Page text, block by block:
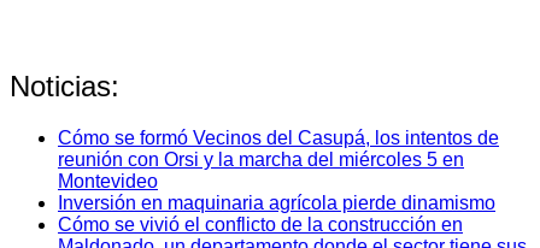
Noticias:
Cómo se formó Vecinos del Casupá, los intentos de
reunión con Orsi y la marcha del miércoles 5 en
Montevideo
Inversión en maquinaria agrícola pierde dinamismo
Cómo se vivió el conflicto de la construcción en